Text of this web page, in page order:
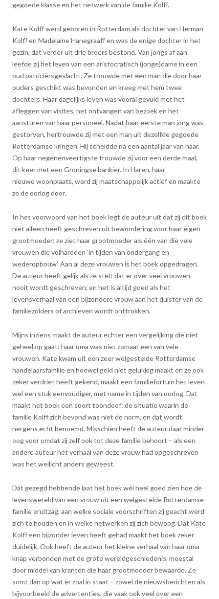
gegoede klasse en het netwerk van de familie Kolff.
Kate Kolff werd geboren in Rotterdam als dochter van Herman
Kolff en Madelaine Hanegraaff en was de enige dochter in het
gezin, dat verder uit drie broers bestond. Van jongs af aan
leefde zij het leven van een aristocratisch (jonge)dame in een
oud patriciërsgeslacht. Ze trouwde met een man die door haar
ouders geschikt was bevonden en kreeg met hem twee
dochters. Haar dagelijks leven was vooral gevuld met het
afleggen van visites, het ontvangen van bezoek en het
aansturen van haar personeel. Nadat haar eerste man jong was
gestorven, hertrouwde zij met een man uit dezelfde gegoede
Rotterdamse kringen. Hij scheidde na een aantal jaar van haar.
Op haar negenenveertigste trouwde zij voor een derde maal,
dit keer met een Groningse bankier. In Haren, haar
nieuwe woonplaats, werd zij maatschappelijk actief en maakte
ze de oorlog door.
In het voorwoord van het boek legt de auteur uit dat zij dit boek
niet alleen heeft geschreven uit bewondering voor haar eigen
grootmoeder: ze ziet haar grootmoeder als één van die vele
vrouwen die volhardden ‘in tijden van ondergang en
wederopbouw’. Aan al deze vrouwen is het boek opgedragen.
De auteur heeft gelijk als ze stelt dat er over veel vrouwen
nooit wordt geschreven, en het is altijd goed als het
levensverhaal van een bijzondere vrouw aan het duister van de
familiezolders of archieven wordt onttrokken.
Mijns inziens maakt de auteur echter een vergelijking die niet
geheel op gaat: haar oma was niet zomaar een van vele
vrouwen. Kate kwam uit een zeer welgestelde Rotterdamse
handelaarsfamilie en hoewel geld niet gelukkig maakt en ze ook
zeker verdriet heeft gekend, maakt een familiefortuin het leven
wel een stuk eenvoudiger, met name in tijden van oorlog. Dat
maakt het boek een soort toondoof: de situatie waarin de
familie Kolff zich bevond was niet de norm, en dat wordt
nergens echt benoemd. Misschien heeft de auteur daar minder
oog voor omdat zij zelf ook tot deze familie behoort – als een
andere auteur het verhaal van deze vrouw had opgeschreven
was het wellicht anders geweest.
Dat gezegd hebbende laat het boek wél heel goed zien hoe de
levenswereld van een vrouw uit een welgestelde Rotterdamse
familie eruitzag, aan welke sociale voorschriften zij geacht werd
zich te houden en in welke netwerken zij zich bewoog. Dat Kate
Kolff een bijzonder leven heeft gehad maakt het boek zeker
duidelijk. Ook heeft de auteur het kleine verhaal van haar oma
knap verbonden met de grote wereldgeschiedenis, meestal
door middel van kranten die haar grootmoeder bewaarde. Ze
somt dan op wat er zoal in staat – zowel de nieuwsberichten als
bijvoorbeeld de advertenties, die vaak ook veel over een